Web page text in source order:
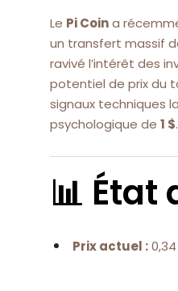
Le Pi Coina
un transfert massif
ravivé l’intérêt des
potentiel de prix du
signaux techniques
psychologique de 1 $.
📊 État
Prix actuel :